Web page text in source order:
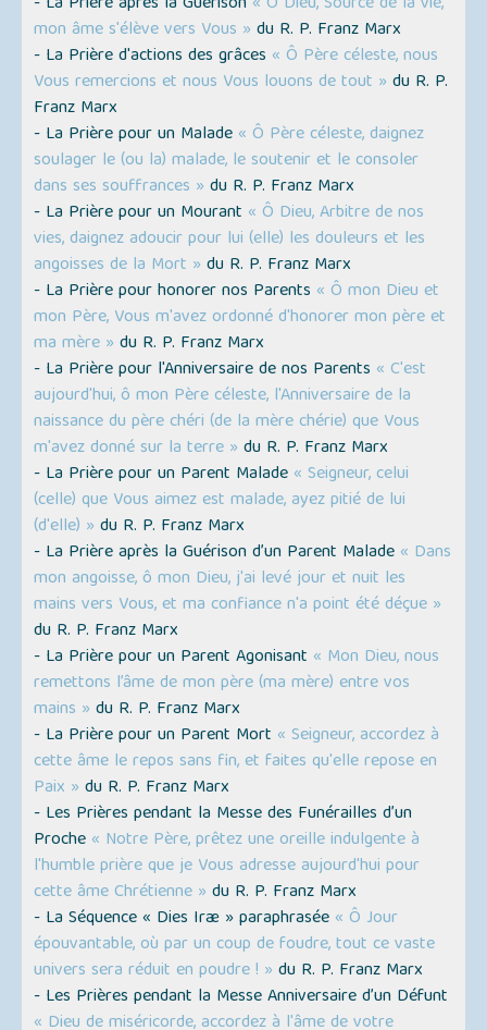
mon âme s'élève vers Vous » du R. P. Franz Marx
- La Prière d'actions des grâces « Ô Père céleste, nous
Vous remercions et nous Vous louons de tout » du R. P.
Franz Marx
- La Prière pour un Malade « Ô Père céleste, daignez
soulager le (ou la) malade, le soutenir et le consoler
dans ses souffrances » du R. P. Franz Marx
- La Prière pour un Mourant « Ô Dieu, Arbitre de nos
vies, daignez adoucir pour lui (elle) les douleurs et les
angoisses de la Mort » du R. P. Franz Marx
- La Prière pour honorer nos Parents « Ô mon Dieu et
mon Père, Vous m'avez ordonné d'honorer mon père et
ma mère » du R. P. Franz Marx
- La Prière pour l'Anniversaire de nos Parents « C'est
aujourd'hui, ô mon Père céleste, l'Anniversaire de la
naissance du père chéri (de la mère chérie) que Vous
m'avez donné sur la terre » du R. P. Franz Marx
- La Prière pour un Parent Malade « Seigneur, celui
(celle) que Vous aimez est malade, ayez pitié de lui
(d'elle) » du R. P. Franz Marx
- La Prière après la Guérison d’un Parent Malade « Dans
mon angoisse, ô mon Dieu, j'ai levé jour et nuit les
mains vers Vous, et ma confiance n'a point été déçue »
du R. P. Franz Marx
- La Prière pour un Parent Agonisant « Mon Dieu, nous
remettons l’âme de mon père (ma mère) entre vos
mains » du R. P. Franz Marx
- La Prière pour un Parent Mort « Seigneur, accordez à
cette âme le repos sans fin, et faites qu'elle repose en
Paix » du R. P. Franz Marx
- Les Prières pendant la Messe des Funérailles d’un
Proche « Notre Père, prêtez une oreille indulgente à
l'humble prière que je Vous adresse aujourd'hui pour
cette âme Chrétienne » du R. P. Franz Marx
- La Séquence « Dies Iræ » paraphrasée « Ô Jour
épouvantable, où par un coup de foudre, tout ce vaste
univers sera réduit en poudre ! » du R. P. Franz Marx
- Les Prières pendant la Messe Anniversaire d’un Défunt